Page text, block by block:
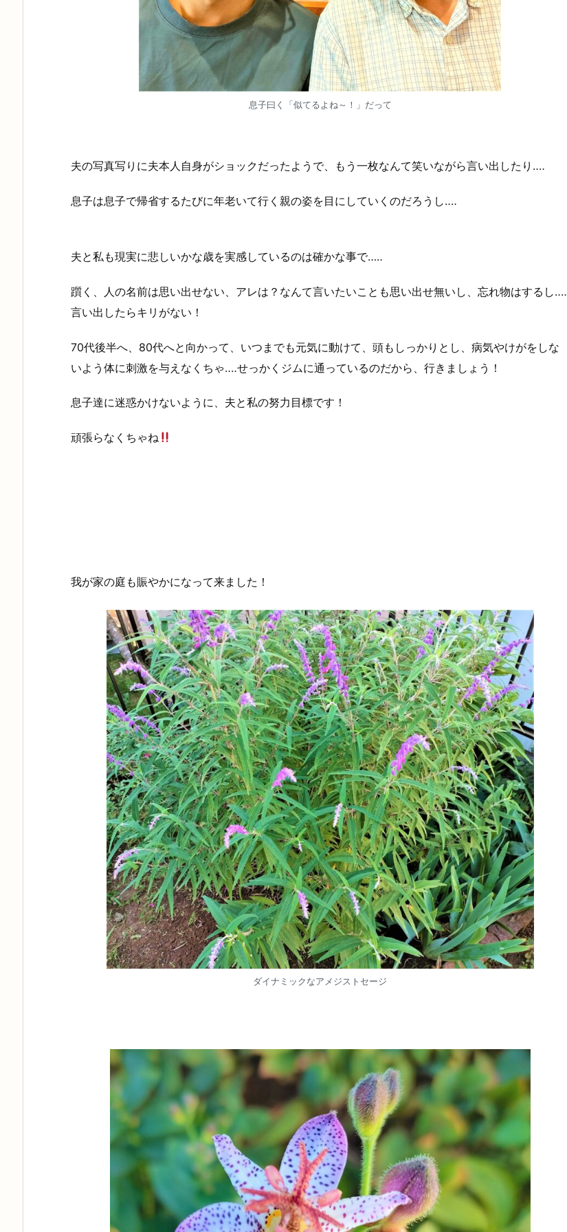
息子曰く「似てるよね～！」だって
夫の写真写りに夫本人自身がショックだったようで、もう一枚なんて笑いながら言い出したり‥‥
息子は息子で帰省するたびに年老いて行く親の姿を目にしていくのだろうし‥‥
夫と私も現実に悲しいかな歳を実感しているのは確かな事で…‥
躓く、人の名前は思い出せない、アレは？なんて言いたいことも思い出せ無いし、忘れ物はするし‥‥
言い出したらキリがない！
70代後半へ、80代へと向かって、いつまでも元気に動けて、頭もしっかりとし、病気やけがをしな
いよう体に刺激を与えなくちゃ‥‥せっかくジムに通っているのだから、行きましょう！
息子達に迷惑かけないように、夫と私の努力目標です！
頑張らなくちゃね
我が家の庭も賑やかになって来ました！
ダイナミックなアメジストセージ